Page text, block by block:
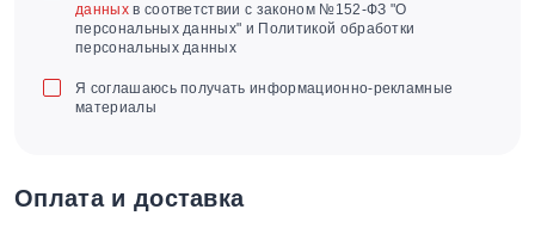
данныхв соответствии с законом №152-ФЗ "О
персональных данных" и Политикой обработки
персональных данных
Я соглашаюсь получать информационно-рекламные
материалы
Оплата и доставка